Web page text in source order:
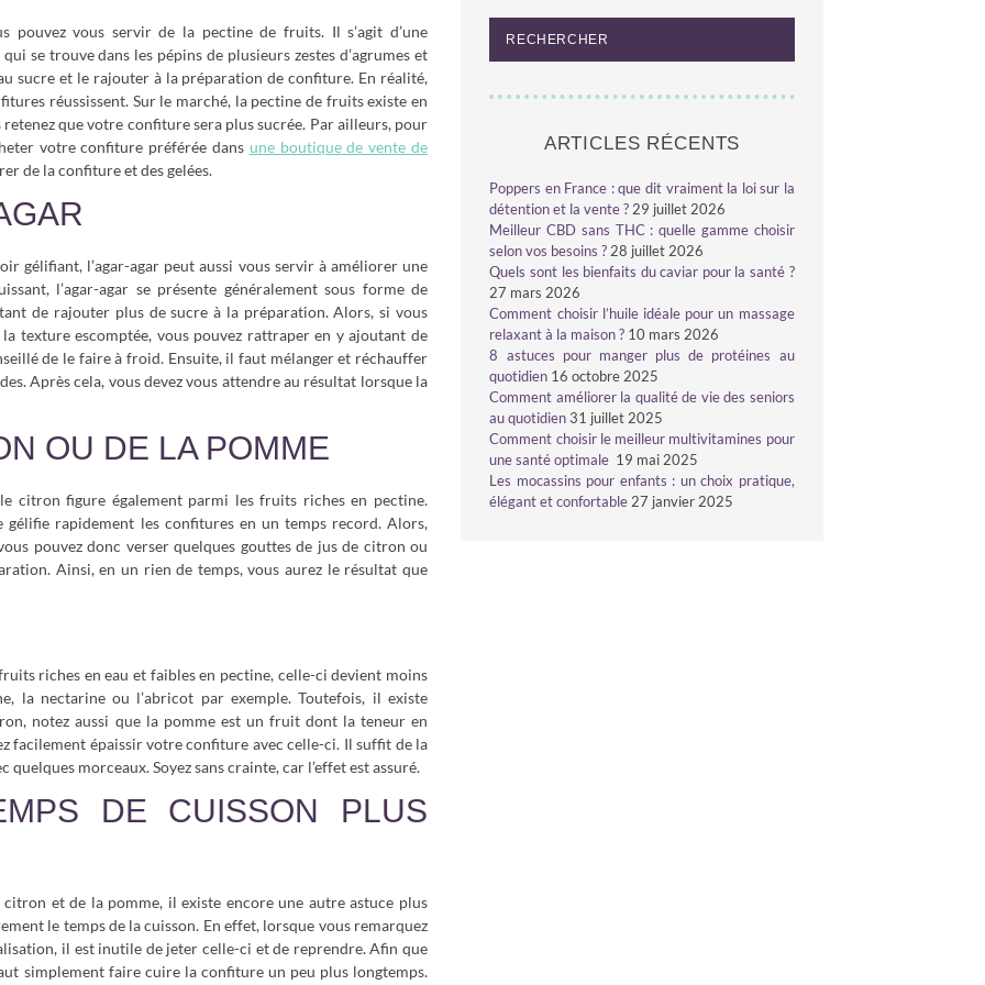
vous servir de la pectine de fruits. Il s’agit d’une
se trouve dans les pépins de plusieurs zestes d’agrumes et
sucre et le rajouter à la préparation de confiture. En réalité,
réussissent. Sur le marché, la pectine de fruits existe en
retenez que votre confiture sera plus sucrée. Par ailleurs, pour
votre confiture préférée dans une boutique de vente de
de la confiture et des gelées.
gélifiant, l’agar-agar peut aussi vous servir à améliorer une
l’agar-agar se présente généralement sous forme de
de rajouter plus de sucre à la préparation. Alors, si vous
texture escomptée, vous pouvez rattraper en y ajoutant de
de le faire à froid. Ensuite, il faut mélanger et réchauffer
Après cela, vous devez vous attendre au résultat lorsque la
OU DE LA POMME
citron figure également parmi les fruits riches en pectine.
gélifie rapidement les confitures en un temps record. Alors,
pouvez donc verser quelques gouttes de jus de citron ou
Ainsi, en un rien de temps, vous aurez le résultat que
riches en eau et faibles en pectine, celle-ci devient moins
la nectarine ou l’abricot par exemple. Toutefois, il existe
notez aussi que la pomme est un fruit dont la teneur en
facilement épaissir votre confiture avec celle-ci. Il suffit de la
morceaux. Soyez sans crainte, car l’effet est assuré.
DE CUISSON PLUS
citron et de la pomme, il existe encore une autre astuce plus
le temps de la cuisson. En effet, lorsque vous remarquez
il est inutile de jeter celle-ci et de reprendre. Afin que
simplement faire cuire la confiture un peu plus longtemps.
ARTICLES RÉCENTS
Poppers en France : que dit vraiment la loi sur la
détention et la vente ? 29 juillet 2026
Meilleur CBD sans THC : quelle gamme choisir
selon vos besoins ? 28 juillet 2026
Quels sont les bienfaits du caviar pour la santé ?
27 mars 2026
Comment choisir l’huile idéale pour un massage
relaxant à la maison ? 10 mars 2026
8 astuces pour manger plus de protéines au
quotidien 16 octobre 2025
Comment améliorer la qualité de vie des seniors
au quotidien 31 juillet 2025
Comment choisir le meilleur multivitamines pour
une santé optimale 19 mai 2025
Les mocassins pour enfants : un choix pratique,
élégant et confortable 27 janvier 2025